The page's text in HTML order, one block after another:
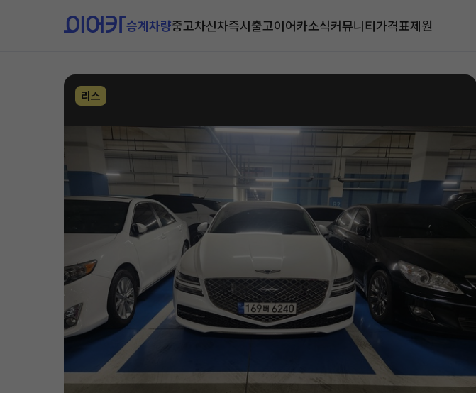
승계차량중고차신차즉시출고이어카소식커뮤니티가격표제원
리스